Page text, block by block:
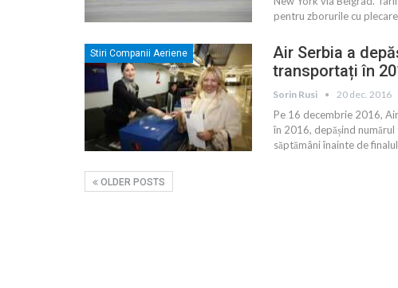
pentru zborurile cu
Stiri Companii Aeriene
Air Serbia a
transportați în
Sorin Rusi 20 dec. 2016
Pe 16 decembrie 2016,
în 2016, depășind
săptămâni înainte de
OLDER POSTS